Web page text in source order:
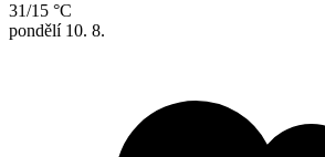
31/15 °C
pondělí 10. 8.